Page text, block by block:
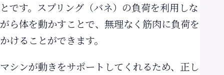
とです。スプリング（バネ）の負荷を利用しな
がら体を動かすことで、無理なく筋肉に負荷を
かけることができます。
マシンが動きをサポートしてくれるため、正し